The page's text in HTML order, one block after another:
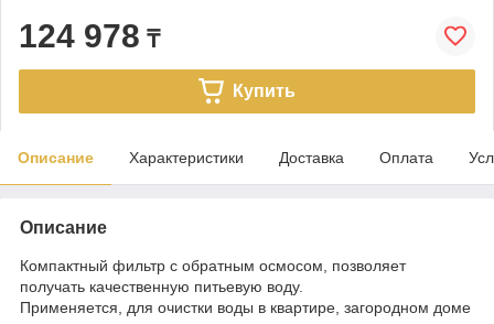
124 978 ₸
Купить
Описание Характеристики Доставка Оплата
Описание
Компактный фильтр с обратным осмосом, позволяет
получать качественную питьевую воду.
Применяется, для очистки воды в квартире, загородном доме